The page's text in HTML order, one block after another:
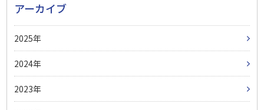
アーカイブ
2025
2024
2023